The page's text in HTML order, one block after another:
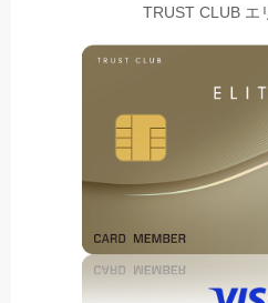
TRUST CLUB エ